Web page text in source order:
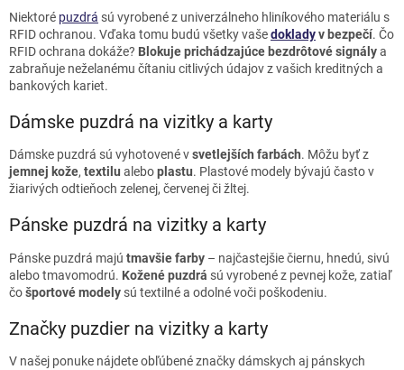
v
k
y
v
i
s
u
Niektoré puzdrá sú vyrobené z univerzálneho hliníkového materiálu s
RFID ochranou. Vďaka tomu budú všetky vašedokladyv bezpečí. Čo
RFID ochrana dokáže? Blokuje prichádzajúce bezdrôtové signálya
zabraňuje neželanému čítaniu citlivých údajov z vašich kreditných a
bankových kariet.
Dámske puzdrá na vizitky a karty
Dámske puzdrá sú vyhotovené vsvetlejších farbách. Môžu byť z
jemnej kože, textilu aleboplastu. Plastové modely bývajú často v
žiarivých odtieňoch zelenej, červenej či žltej.
Pánske puzdrá na vizitky a karty
Pánske puzdrá majú tmavšie farby – najčastejšie čiernu, hnedú, sivú
alebo tmavomodrú. Kožené puzdrá sú vyrobené z pevnej kože, zatiaľ
čošportové modely sú textilné a odolné voči poškodeniu.
Značky puzdier na vizitky a karty
V našej ponuke nájdete obľúbené značky dámskych aj pánskych